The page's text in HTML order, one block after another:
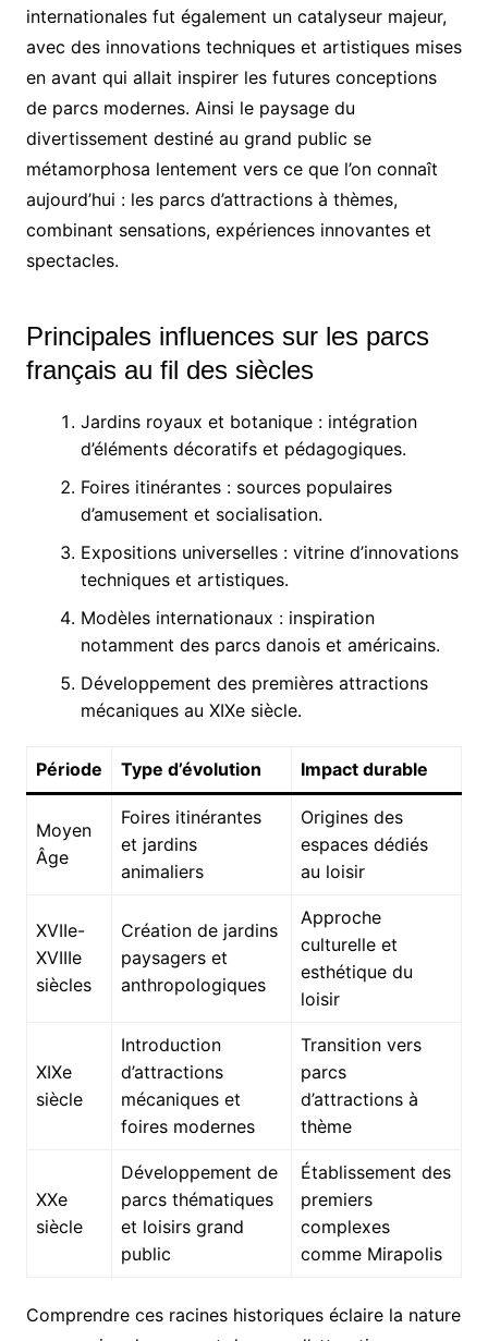
internationales fut également un catalyseur majeur,
avec des innovations techniques et artistiques mises
en avant qui allait inspirer les futures conceptions
de parcs modernes. Ainsi le paysage du
divertissement destiné au grand public se
métamorphosa lentement vers ce que l’on connaît
aujourd’hui : les parcs d’attractions à thèmes,
combinant sensations, expériences innovantes et
spectacles.
Principales influences sur les parcs
français au fil des siècles
Jardins royaux et botanique : intégration
d’éléments décoratifs et pédagogiques.
Foires itinérantes : sources populaires
d’amusement et socialisation.
Expositions universelles : vitrine d’innovations
techniques et artistiques.
Modèles internationaux : inspiration
notamment des parcs danois et américains.
Développement des premières attractions
mécaniques au XIXe siècle.
Période Type d’évolution Impact durable
Moyen
Âge
Foires itinérantes
et jardins
animaliers
Origines des
espaces dédiés
au loisir
XVIIe-
XVIIIe
siècles
Création de jardins
paysagers et
anthropologiques
Approche
culturelle et
esthétique du
loisir
XIXe
siècle
Introduction
d’attractions
mécaniques et
foires modernes
Transition vers
parcs
d’attractions à
thème
XXe
siècle
Développement de
parcs thématiques
et loisirs grand
public
Établissement des
premiers
complexes
comme Mirapolis
Comprendre ces racines historiques éclaire la nature